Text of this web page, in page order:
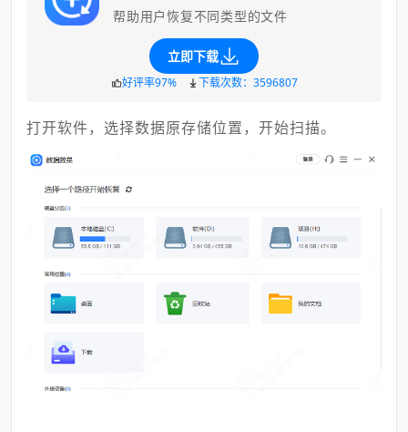
帮助用户恢复不同类型的文件
立即下载
好评率97% 下载次数：3596807
打开软件，选择数据原存储位置，开始扫描。